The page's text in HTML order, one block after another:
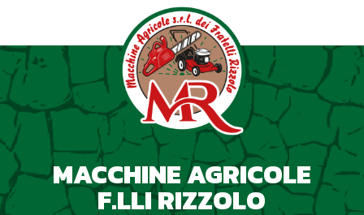
MACCHINE AGRICOLE
F.LLI RIZZOLO